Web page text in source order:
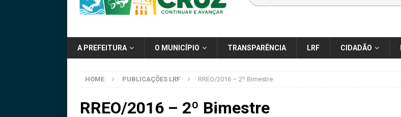
A PREFEITURA O MUNICÍPIO TRANSPARÊNCIA LRF CIDADÃO
HOME PUBLICAÇÕES LRF RREO/2016 – 2º Bimestre
RREO/2016 – 2º Bimestre